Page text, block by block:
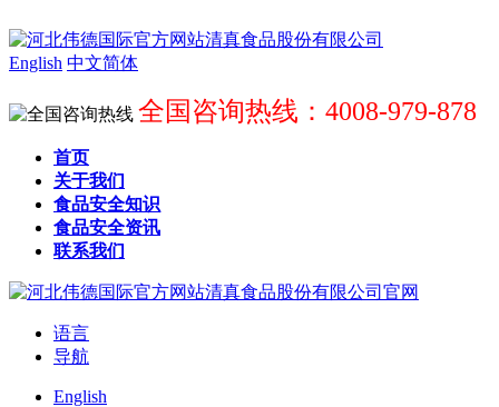
English 中文简体
全国咨询热线：4008-979-878
首页
关于我们
食品安全知识
食品安全资讯
联系我们
语言
导航
English